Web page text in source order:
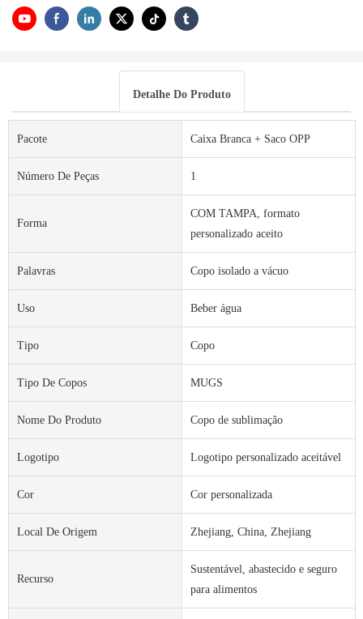
Detalhe Do Produto
Pacote Caixa Branca + Saco OPP
Número De Peças 1
Forma
COM TAMPA, formato
personalizado aceito
Palavras Copo isolado a vácuo
Uso Beber água
Tipo Copo
Tipo De Copos MUGS
Nome Do Produto Copo de sublimação
Logotipo Logotipo personalizado aceitável
Cor Cor personalizada
Local De Origem Zhejiang, China, Zhejiang
Recurso
Sustentável, abastecido e seguro
para alimentos